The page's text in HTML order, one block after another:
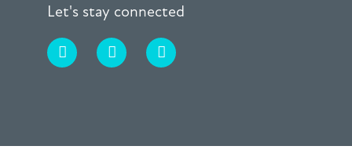
Let's stay connected